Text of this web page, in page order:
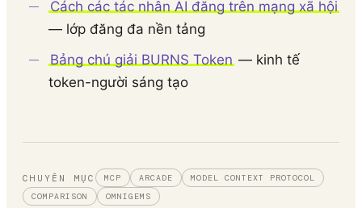
Cách các tác nhân AI đăng trên mạng xã hội
— lớp đăng đa nền tảng
Bảng chú giải BURNS Token — kinh tế
token-người sáng tạo
CHUYÊN MỤC MCP ARCADE
MODEL CONTEXT PROTOCOL
COMPARISON
OMNIGEMS